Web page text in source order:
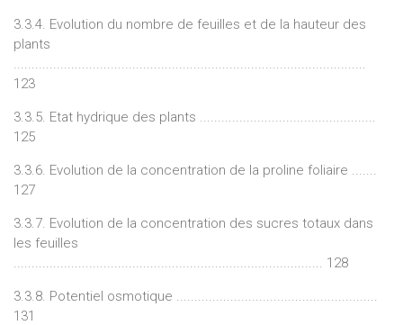
3.3.4. Evolution du nombre de feuilles et de la hauteur des
plants
123
3.3.5. Etat hydrique des plants .................................................
125
3.3.6. Evolution de la concentration de la proline foliaire .......
127
3.3.7. Evolution de la concentration des sucres totaux dans
les feuilles
...................................................................................... 128
3.3.8. Potentiel osmotique ........................................................
131